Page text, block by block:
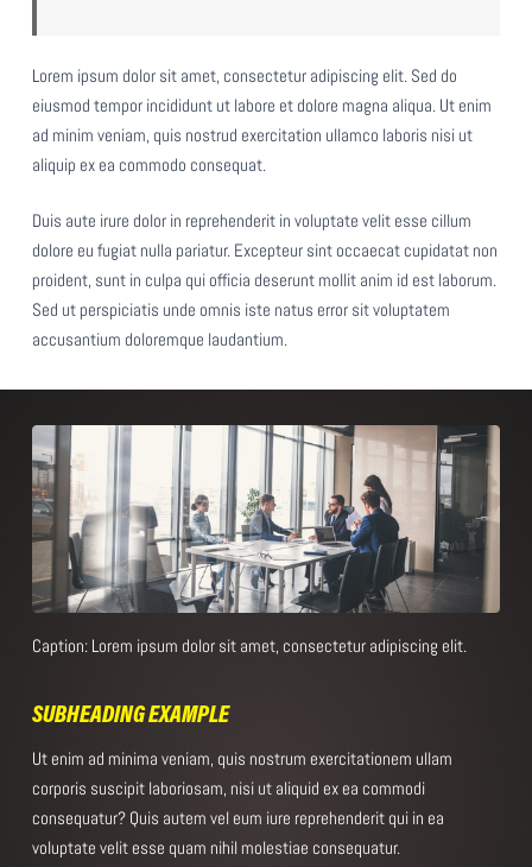
Lorem ipsum dolor sit amet, consectetur adipiscing elit. Sed do
eiusmod tempor incididunt ut labore et dolore magna aliqua. Ut enim
ad minim veniam, quis nostrud exercitation ullamco laboris nisi ut
aliquip ex ea commodo consequat.
Duis aute irure dolor in reprehenderit in voluptate velit esse cillum
dolore eu fugiat nulla pariatur. Excepteur sint occaecat cupidatat non
proident, sunt in culpa qui officia deserunt mollit anim id est laborum.
Sed ut perspiciatis unde omnis iste natus error sit voluptatem
accusantium doloremque laudantium.
Caption: Lorem ipsum dolor sit amet, consectetur adipiscing elit.
SUBHEADING EXAMPLE
Ut enim ad minima veniam, quis nostrum exercitationem ullam
corporis suscipit laboriosam, nisi ut aliquid ex ea commodi
consequatur? Quis autem vel eum iure reprehenderit qui in ea
voluptate velit esse quam nihil molestiae consequatur.